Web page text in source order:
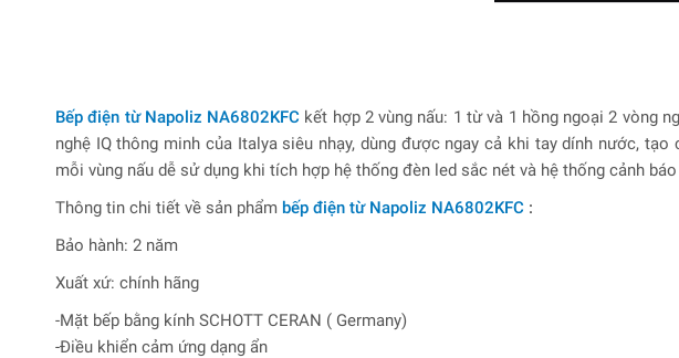
Bếp điện từ Napoliz NA6802KFC kết hợp 2 vùng nấu: 1 từ và 1 hồng ngoại 2 vòng
nghệ IQ thông minh của Italya siêu nhạy, dùng được ngay cả khi tay dính nước,
mỗi vùng nấu dễ sử dụng khi tích hợp hệ thống đèn led sắc nét và hệ thống cảnh
Thông tin chi tiết về sản phẩm bếp điện từ Napoliz NA6802KFC :
Bảo hành: 2 năm
Xuất xứ: chính hãng
-Mặt bếp bằng kính SCHOTT CERAN ( Germany)
-Điều khiển cảm ứng dạng ẩn